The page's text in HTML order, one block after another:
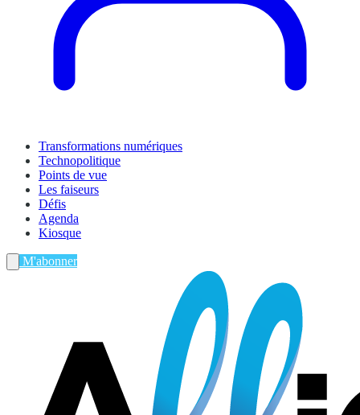
Transformations numériques
Technopolitique
Points de vue
Les faiseurs
Défis
Agenda
Kiosque
M'abonner